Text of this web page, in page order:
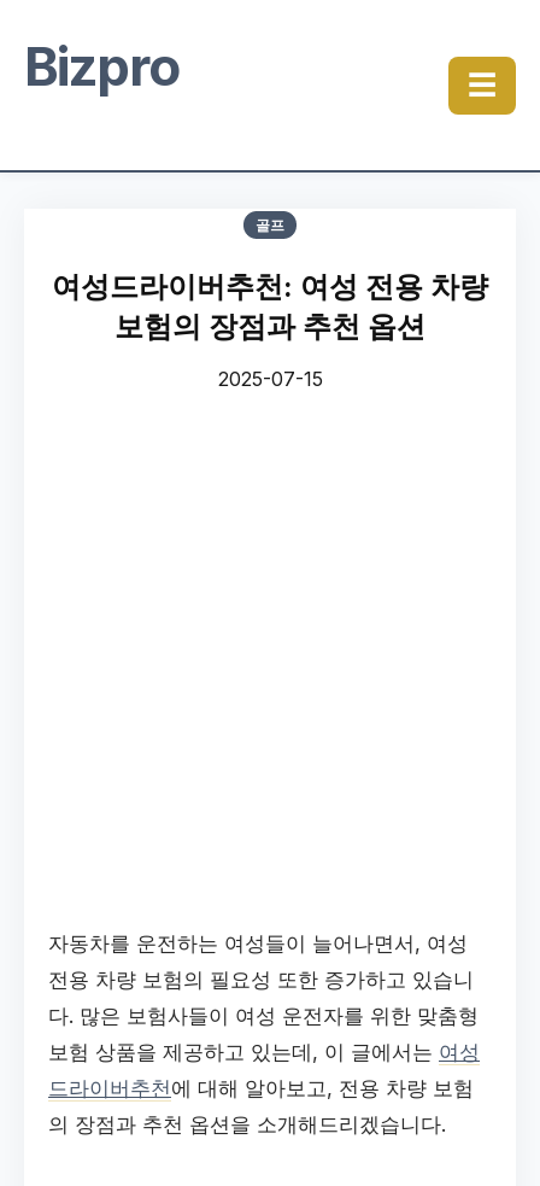
Bizpro ☰
골프
여성드라이버추천: 여성 전용 차량
보험의 장점과 추천 옵션
2025-07-15
자동차를 운전하는 여성들이 늘어나면서, 여성
전용 차량 보험의 필요성 또한 증가하고 있습니
다. 많은 보험사들이 여성 운전자를 위한 맞춤형
보험 상품을 제공하고 있는데, 이 글에서는 여성
드라이버추천에 대해 알아보고, 전용 차량 보험
의 장점과 추천 옵션을 소개해드리겠습니다.